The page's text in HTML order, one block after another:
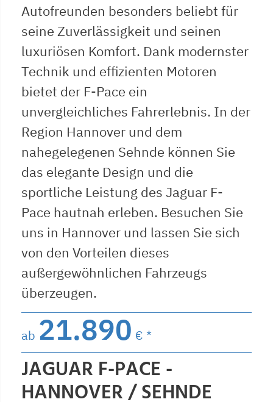
Autofreunden besonders beliebt für
seine Zuverlässigkeit und seinen
luxuriösen Komfort. Dank modernster
Technik und effizienten Motoren
bietet der F-Pace ein
unvergleichliches Fahrerlebnis. In der
Region Hannover und dem
nahegelegenen Sehnde können Sie
das elegante Design und die
sportliche Leistung des Jaguar F-
Pace hautnah erleben. Besuchen Sie
uns in Hannover und lassen Sie sich
von den Vorteilen dieses
außergewöhnlichen Fahrzeugs
überzeugen.
ab 21.890 € *
JAGUAR F-PACE -
HANNOVER / SEHNDE